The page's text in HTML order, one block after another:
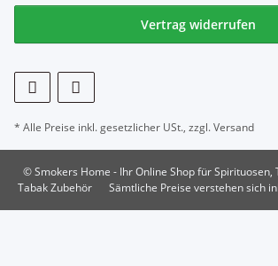
Vertrag widerrufen
* Alle Preise inkl. gesetzlicher USt., zzgl.Versand
© Smokers Home - Ihr Online Shop für Spirituosen,
Tabak Zubehör
Sämtliche Preise verstehen sich